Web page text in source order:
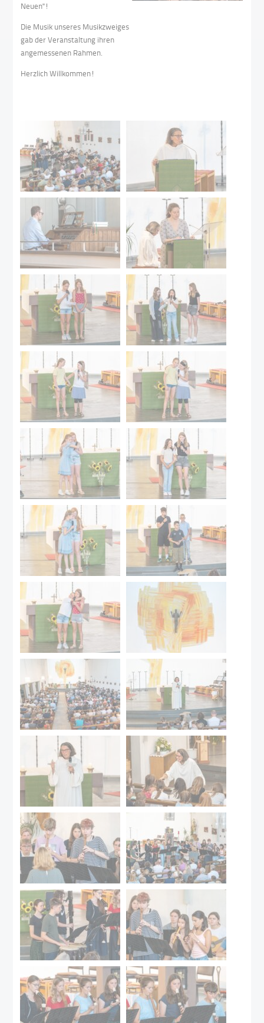
Neuen"!
Die Musik unseres Musikzweiges
gab der Veranstaltung ihren
angemessenen Rahmen.
Herzlich Willkommen!